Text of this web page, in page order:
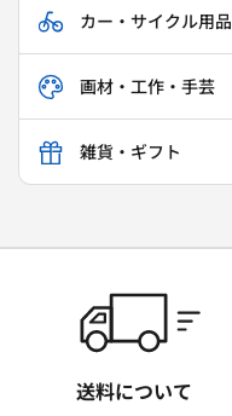
カー・サイクル用品
画材・工作・手芸
雑貨・ギフト
送料について